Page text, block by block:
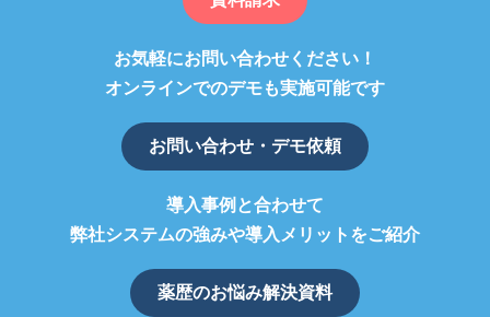
お気軽にお問い合わせください！
オンラインでのデモも実施可能です
お問い合わせ・デモ依頼
導入事例と合わせて
弊社システムの強みや導入メリットをご紹介
薬歴のお悩み解決資料